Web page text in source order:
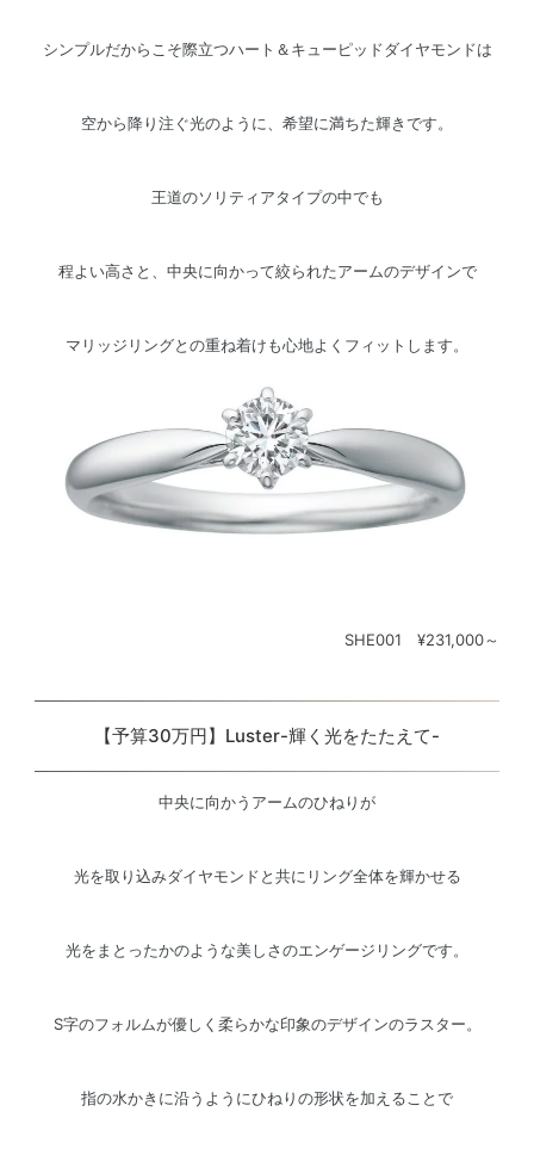
シンプルだからこそ際立つハート＆キューピッドダイヤモンドは
空から降り注ぐ光のように、希望に満ちた輝きです。
王道のソリティアタイプの中でも
程よい高さと、中央に向かって絞られたアームのデザインで
マリッジリングとの重ね着けも心地よくフィットします。
SHE001 ¥231,000～
【予算30万円】Luster-輝く光をたたえて-
中央に向かうアームのひねりが
光を取り込みダイヤモンドと共にリング全体を輝かせる
光をまとったかのような美しさのエンゲージリングです。
S字のフォルムが優しく柔らかな印象のデザインのラスター。
指の水かきに沿うようにひねりの形状を加えることで